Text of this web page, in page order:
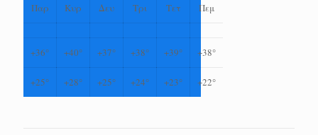
Παρ
Κυρ Δευ Τρι Τετ Πεμ
+36° +40° +37° +38° +39° +38°
+25° +28° +25° +24° +23° +22°